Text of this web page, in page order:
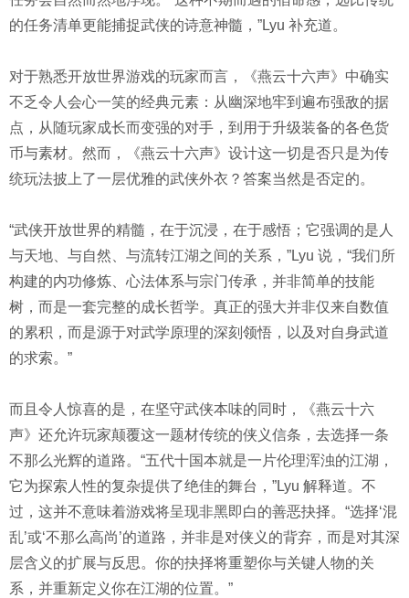
的任务清单更能捕捉武侠的诗意神髓，”Lyu 补充道。
对于熟悉开放世界游戏的玩家而言，《燕云十六声》中确实
不乏令人会心一笑的经典元素：从幽深地牢到遍布强敌的据
点，从随玩家成长而变强的对手，到用于升级装备的各色货
币与素材。然而，《燕云十六声》设计这一切是否只是为传
统玩法披上了一层优雅的武侠外衣？答案当然是否定的。
“武侠开放世界的精髓，在于沉浸，在于感悟；它强调的是人
与天地、与自然、与流转江湖之间的关系，”Lyu 说，“我们所
构建的内功修炼、心法体系与宗门传承，并非简单的技能
树，而是一套完整的成长哲学。真正的强大并非仅来自数值
的累积，而是源于对武学原理的深刻领悟，以及对自身武道
的求索。”
而且令人惊喜的是，在坚守武侠本味的同时，《燕云十六
声》还允许玩家颠覆这一题材传统的侠义信条，去选择一条
不那么光辉的道路。“五代十国本就是一片伦理浑浊的江湖，
它为探索人性的复杂提供了绝佳的舞台，”Lyu 解释道。不
过，这并不意味着游戏将呈现非黑即白的善恶抉择。“选择‘混
乱’或‘不那么高尚’的道路，并非是对侠义的背弃，而是对其深
层含义的扩展与反思。你的抉择将重塑你与关键人物的关
系，并重新定义你在江湖的位置。”